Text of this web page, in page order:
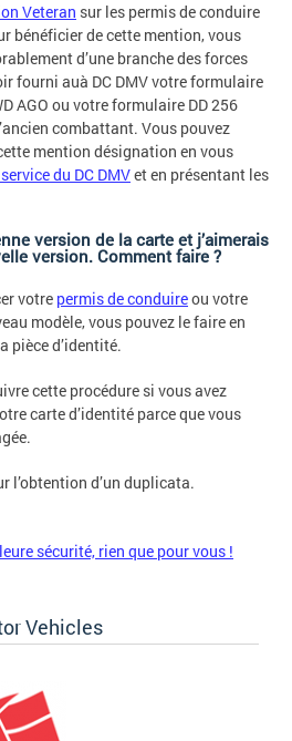
Veteran sur les permis de conduire
bénéficier de cette mention, vous
d’une branche des forces
fourni auà DC DMV votre formulaire
AGO ou votre formulaire DD 256
combattant. Vous pouvez
mention désignation en vous
du DC DMVet en présentant les
version de la carte et j’aimerais
version. Comment faire ?
votre permis de conduireou votre
modèle, vous pouvez le faire en
pièce d’identité.
cette procédure si vous avez
carte d’identité parce que vous
l’obtention d’un duplicata.
sécurité, rien que pour vous !
Vehicles